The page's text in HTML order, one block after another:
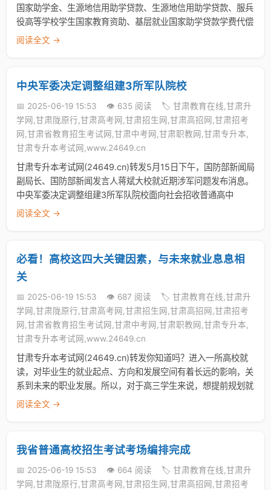
国家助学金、生源地信用助学贷款、生源地信用助学贷款、服兵
役高等学校学生国家教育资助、基层就业国家助学贷款学费代偿
阅读全文 →
中央军委决定调整组建3所军队院校
📅 2025-06-19 15:53 👁️ 635 阅读
🏷️ 甘肃教育在线,甘肃升
学网,甘肃陇原行,甘肃高考网,甘肃招生网,甘肃高招网,甘肃招考
网,甘肃省教育招生考试网,甘肃中考网,甘肃职教网,甘肃专升本,
甘肃专升本考试网,www.24649.cn
甘肃专升本考试网(24649.cn)转发5月15日下午，国防部新闻局
副局长、国防部新闻发言人蒋斌大校就近期涉军问题发布消息。
中央军委决定调整组建3所军队院校面向社会招收普通高中
阅读全文 →
必看！高校这四大关键因素，与未来就业息息相
关
📅 2025-06-19 15:53 👁️ 687 阅读
🏷️ 甘肃教育在线,甘肃升
学网,甘肃陇原行,甘肃高考网,甘肃招生网,甘肃高招网,甘肃招考
网,甘肃省教育招生考试网,甘肃中考网,甘肃职教网,甘肃专升本,
甘肃专升本考试网,www.24649.cn
甘肃专升本考试网(24649.cn)转发你知道吗？进入一所高校就
读，对毕业生的就业起点、方向和发展空间有着长远的影响，关
系到未来的职业发展。所以，对于高三学生来说，想提前规划就
阅读全文 →
我省普通高校招生考试考场编排完成
📅 2025-06-19 15:53 👁️ 664 阅读
🏷️ 甘肃教育在线,甘肃升
学网,甘肃陇原行,甘肃高考网,甘肃招生网,甘肃高招网,甘肃招考